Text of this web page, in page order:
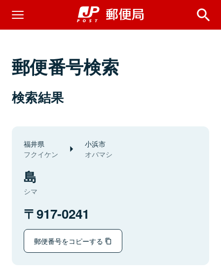
郵便番号検索
検索結果
福井県
フクイケン
小浜市
オバマシ
島
シマ
917-0241
郵便番号をコピーする